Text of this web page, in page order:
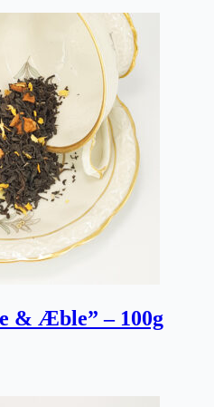
& Æble” – 100g